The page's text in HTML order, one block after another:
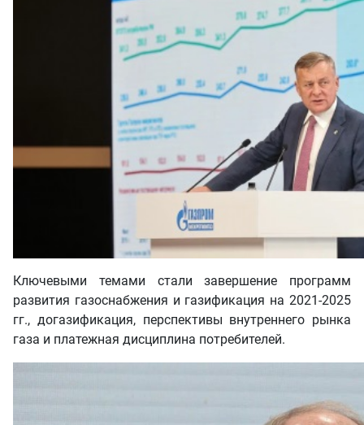
Ключевыми темами стали завершение программ
развития газоснабжения и газификация на 2021-2025
гг., догазификация, перспективы внутреннего рынка
газа и платежная дисциплина потребителей.